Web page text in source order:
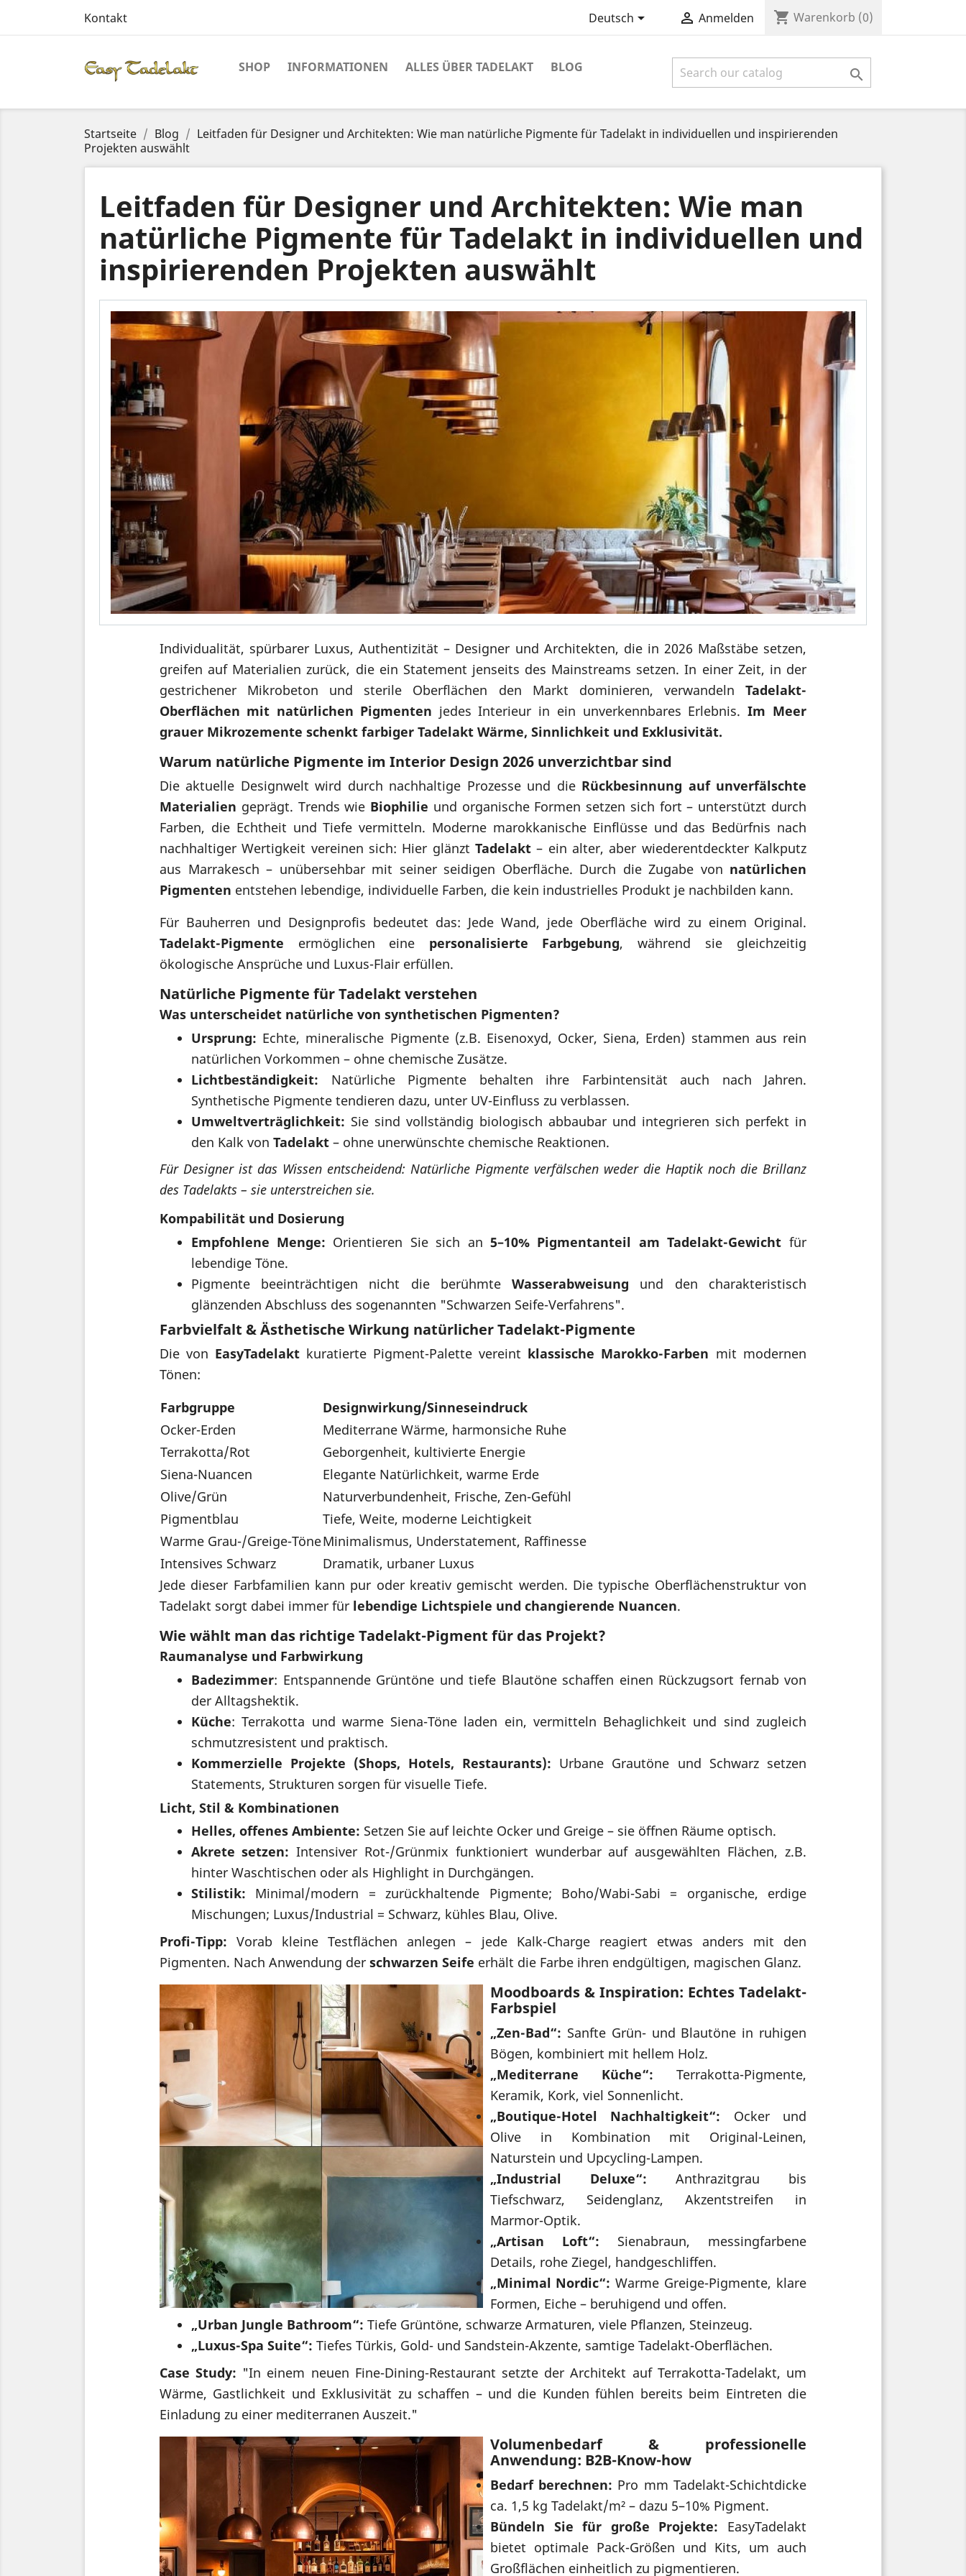
Kontakt Deutsch  Anmelden shopping_cart Warenkorb (0)
SHOP INFORMATIONEN ALLES ÜBER TADELAKT BLOG 
Startseite Blog
Leitfaden für Designer und Architekten: Wie man natürliche Pigmente für Tadelakt in individuellen und inspirierenden
Projekten auswählt
Leitfaden für Designer und Architekten: Wie man
natürliche Pigmente für Tadelakt in individuellen und
inspirierenden Projekten auswählt
Individualität, spürbarer Luxus, Authentizität – Designer und Architekten, die in 2026 Maßstäbe setzen,
greifen auf Materialien zurück, die ein Statement jenseits des Mainstreams setzen. In einer Zeit, in der
gestrichener Mikrobeton und sterile Oberflächen den Markt dominieren, verwandeln Tadelakt-
Oberflächen mit natürlichen Pigmenten jedes Interieur in ein unverkennbares Erlebnis. Im Meer
grauer Mikrozemente schenkt farbiger Tadelakt Wärme, Sinnlichkeit und Exklusivität.
Warum natürliche Pigmente im Interior Design 2026 unverzichtbar sind
Die aktuelle Designwelt wird durch nachhaltige Prozesse und die Rückbesinnung auf unverfälschte
Materialien geprägt. Trends wie Biophilie und organische Formen setzen sich fort – unterstützt durch
Farben, die Echtheit und Tiefe vermitteln. Moderne marokkanische Einflüsse und das Bedürfnis nach
nachhaltiger Wertigkeit vereinen sich: Hier glänzt Tadelakt – ein alter, aber wiederentdeckter Kalkputz
aus Marrakesch – unübersehbar mit seiner seidigen Oberfläche. Durch die Zugabe von natürlichen
Pigmenten entstehen lebendige, individuelle Farben, die kein industrielles Produkt je nachbilden kann.
Für Bauherren und Designprofis bedeutet das: Jede Wand, jede Oberfläche wird zu einem Original.
Tadelakt-Pigmente ermöglichen eine personalisierte Farbgebung, während sie gleichzeitig
ökologische Ansprüche und Luxus-Flair erfüllen.
Natürliche Pigmente für Tadelakt verstehen
Was unterscheidet natürliche von synthetischen Pigmenten?
Ursprung: Echte, mineralische Pigmente (z.B. Eisenoxyd, Ocker, Siena, Erden) stammen aus rein
natürlichen Vorkommen – ohne chemische Zusätze.
Lichtbeständigkeit: Natürliche Pigmente behalten ihre Farbintensität auch nach Jahren.
Synthetische Pigmente tendieren dazu, unter UV-Einfluss zu verblassen.
Umweltverträglichkeit: Sie sind vollständig biologisch abbaubar und integrieren sich perfekt in
den Kalk von Tadelakt – ohne unerwünschte chemische Reaktionen.
Für Designer ist das Wissen entscheidend: Natürliche Pigmente verfälschen weder die Haptik noch die Brillanz
des Tadelakts – sie unterstreichen sie.
Kompabilität und Dosierung
Empfohlene Menge: Orientieren Sie sich an 5–10% Pigmentanteil am Tadelakt-Gewicht für
lebendige Töne.
Pigmente beeinträchtigen nicht die berühmte Wasserabweisung und den charakteristisch
glänzenden Abschluss des sogenannten "Schwarzen Seife-Verfahrens".
Farbvielfalt & Ästhetische Wirkung natürlicher Tadelakt-Pigmente
Die von EasyTadelakt kuratierte Pigment-Palette vereint klassische Marokko-Farben mit modernen
Tönen:
Farbgruppe
Designwirkung/Sinneseindruck
Ocker-Erden
Mediterrane Wärme, harmonsiche Ruhe
Terrakotta/Rot
Geborgenheit, kultivierte Energie
Siena-Nuancen
Elegante Natürlichkeit, warme Erde
Olive/Grün
Naturverbundenheit, Frische, Zen-Gefühl
Pigmentblau
Tiefe, Weite, moderne Leichtigkeit
Warme Grau-/Greige-TöneMinimalismus, Understatement, Raffinesse
Intensives Schwarz
Dramatik, urbaner Luxus
Jede dieser Farbfamilien kann pur oder kreativ gemischt werden. Die typische Oberflächenstruktur von
Tadelakt sorgt dabei immer für lebendige Lichtspiele und changierende Nuancen.
Wie wählt man das richtige Tadelakt-Pigment für das Projekt?
Raumanalyse und Farbwirkung
Badezimmer: Entspannende Grüntöne und tiefe Blautöne schaffen einen Rückzugsort fernab von
der Alltagshektik.
Küche: Terrakotta und warme Siena-Töne laden ein, vermitteln Behaglichkeit und sind zugleich
schmutzresistent und praktisch.
Kommerzielle Projekte (Shops, Hotels, Restaurants): Urbane Grautöne und Schwarz setzen
Statements, Strukturen sorgen für visuelle Tiefe.
Licht, Stil & Kombinationen
Helles, offenes Ambiente: Setzen Sie auf leichte Ocker und Greige – sie öffnen Räume optisch.
Akrete setzen: Intensiver Rot-/Grünmix funktioniert wunderbar auf ausgewählten Flächen, z.B.
hinter Waschtischen oder als Highlight in Durchgängen.
Stilistik: Minimal/modern = zurückhaltende Pigmente; Boho/Wabi-Sabi = organische, erdige
Mischungen; Luxus/Industrial = Schwarz, kühles Blau, Olive.
Profi-Tipp: Vorab kleine Testflächen anlegen – jede Kalk-Charge reagiert etwas anders mit den
Pigmenten. Nach Anwendung der schwarzen Seife erhält die Farbe ihren endgültigen, magischen Glanz.
Moodboards & Inspiration: Echtes Tadelakt-
Farbspiel
„Zen-Bad“: Sanfte Grün- und Blautöne in ruhigen
Bögen, kombiniert mit hellem Holz.
„Mediterrane Küche“: Terrakotta-Pigmente,
Keramik, Kork, viel Sonnenlicht.
„Boutique-Hotel Nachhaltigkeit“: Ocker und
Olive in Kombination mit Original-Leinen,
Naturstein und Upcycling-Lampen.
„Industrial Deluxe“: Anthrazitgrau bis
Tiefschwarz, Seidenglanz, Akzentstreifen in
Marmor-Optik.
„Artisan Loft“: Sienabraun, messingfarbene
Details, rohe Ziegel, handgeschliffen.
„Minimal Nordic“: Warme Greige-Pigmente, klare
Formen, Eiche – beruhigend und offen.
„Urban Jungle Bathroom“: Tiefe Grüntöne, schwarze Armaturen, viele Pflanzen, Steinzeug.
„Luxus-Spa Suite“: Tiefes Türkis, Gold- und Sandstein-Akzente, samtige Tadelakt-Oberflächen.
Case Study: "In einem neuen Fine-Dining-Restaurant setzte der Architekt auf Terrakotta-Tadelakt, um
Wärme, Gastlichkeit und Exklusivität zu schaffen – und die Kunden fühlen bereits beim Eintreten die
Einladung zu einer mediterranen Auszeit."
Volumenbedarf & professionelle
Anwendung: B2B-Know-how
Bedarf berechnen: Pro mm Tadelakt-Schichtdicke
ca. 1,5 kg Tadelakt/m² – dazu 5–10% Pigment.
Bündeln Sie für große Projekte: EasyTadelakt
bietet optimale Pack-Größen und Kits, um auch
Großflächen einheitlich zu pigmentieren.